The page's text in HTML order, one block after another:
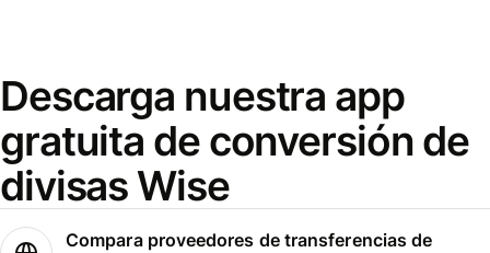
Descarga nuestra app
gratuita de conversión de
divisas Wise
Compara proveedores de transferencias de